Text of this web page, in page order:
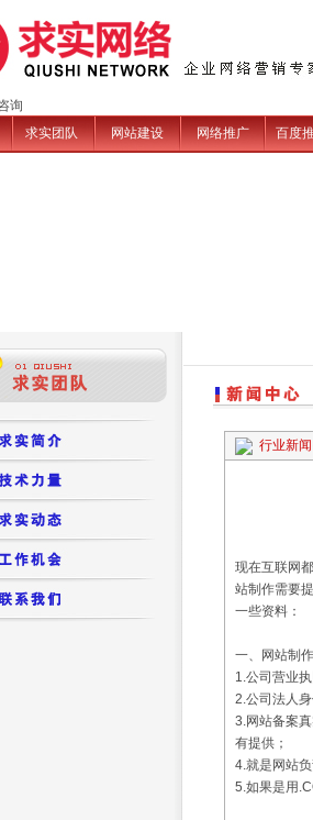
求实团队 网站建设 网络推广 百度
行业新闻
现在互联网
站制作需要
一些资料：
一、网站制
1.公司营业
2.公司法人
3.网站备案
有提供；
4.就是网站
5.如果是用